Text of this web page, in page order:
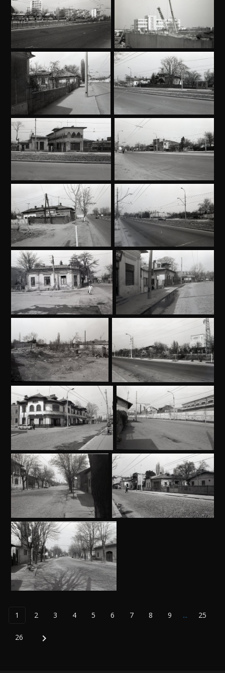
1 2 3 4 5 6 7 8 9 ... 25
26 